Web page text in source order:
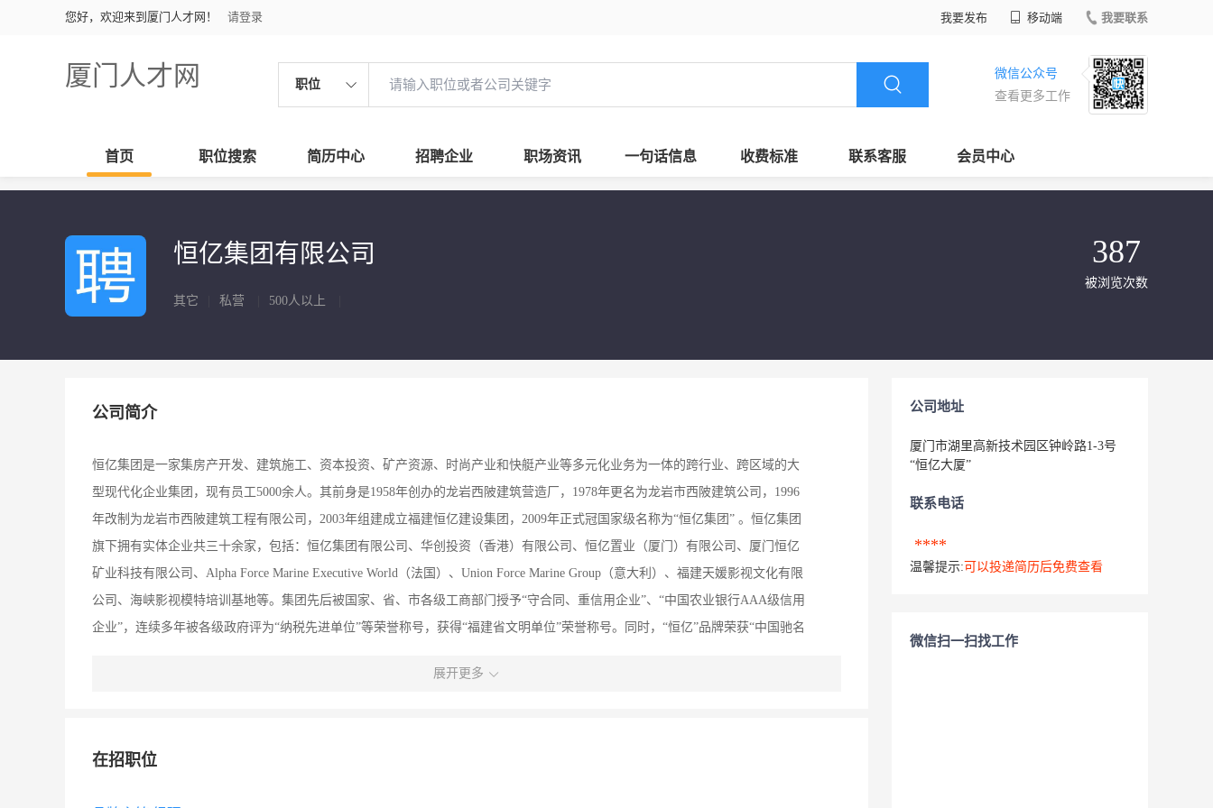
您好，欢迎来到厦门人才网！ 请登录 我要发布 移动端 我要联系
厦门人才网 职位
微信公众号
查看更多工作
首页 职位搜索 简历中心 招聘企业 职场资讯 一句话信息 收费标准 联系客服 会员中心
恒亿集团有限公司
其它 私营 500人以上
387
被浏览次数
公司简介
恒亿集团是一家集房产开发、建筑施工、资本投资、矿产资源、时尚产业和快艇产业等多元化业务为一体的跨行业、跨区域的大
型现代化企业集团，现有员工5000余人。其前身是1958年创办的龙岩西陂建筑营造厂，1978年更名为龙岩市西陂建筑公司，1996
年改制为龙岩市西陂建筑工程有限公司，2003年组建成立福建恒亿建设集团，2009年正式冠国家级名称为“恒亿集团” 。恒亿集团
旗下拥有实体企业共三十余家，包括：恒亿集团有限公司、华创投资（香港）有限公司、恒亿置业（厦门）有限公司、厦门恒亿
矿业科技有限公司、Alpha Force Marine Executive World（法国）、Union Force Marine Group（意大利）、福建天媛影视文化有限
公司、海峡影视模特培训基地等。集团先后被国家、省、市各级工商部门授予“守合同、重信用企业”、“中国农业银行AAA级信用
企业”，连续多年被各级政府评为“纳税先进单位”等荣誉称号，获得“福建省文明单位”荣誉称号。同时，“恒亿”品牌荣获“中国驰名
遇。集团正在实施“立足海西，面向全国，走向世界”的发展战略，先进的人才理念，创新的管理机制，多元化的经营模式，完善
创造价值, 缔造成功。公司地址：厦门市湖里区钟岭路1-3号恒亿大厦。公交路线：A。118路（轮渡→钟宅）至钟宅站下 B。134路
展开更多
在招职位
公司地址
厦门市湖里高新技术园区钟岭路1-3号
“恒亿大厦”
联系电话
****
温馨提示: 可以投递简历后免费查看
微信扫一扫找工作